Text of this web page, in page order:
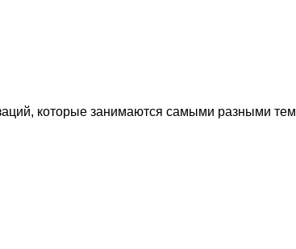
которые занимаются самыми разными